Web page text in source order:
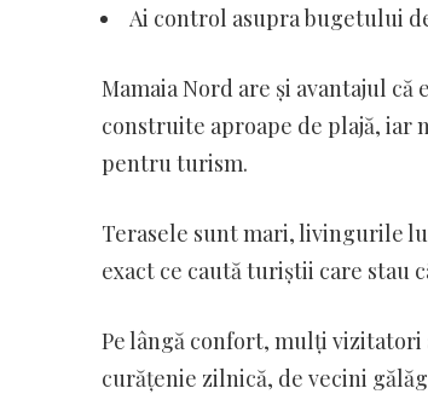
Ai control asupra bugetului
Mamaia Nord are și avantajul
construite aproape de plajă, iar
pentru turism.
Terasele sunt mari, livingurile
exact ce caută turiștii care stau
Pe lângă confort, mulți
curățenie zilnică, de vecini